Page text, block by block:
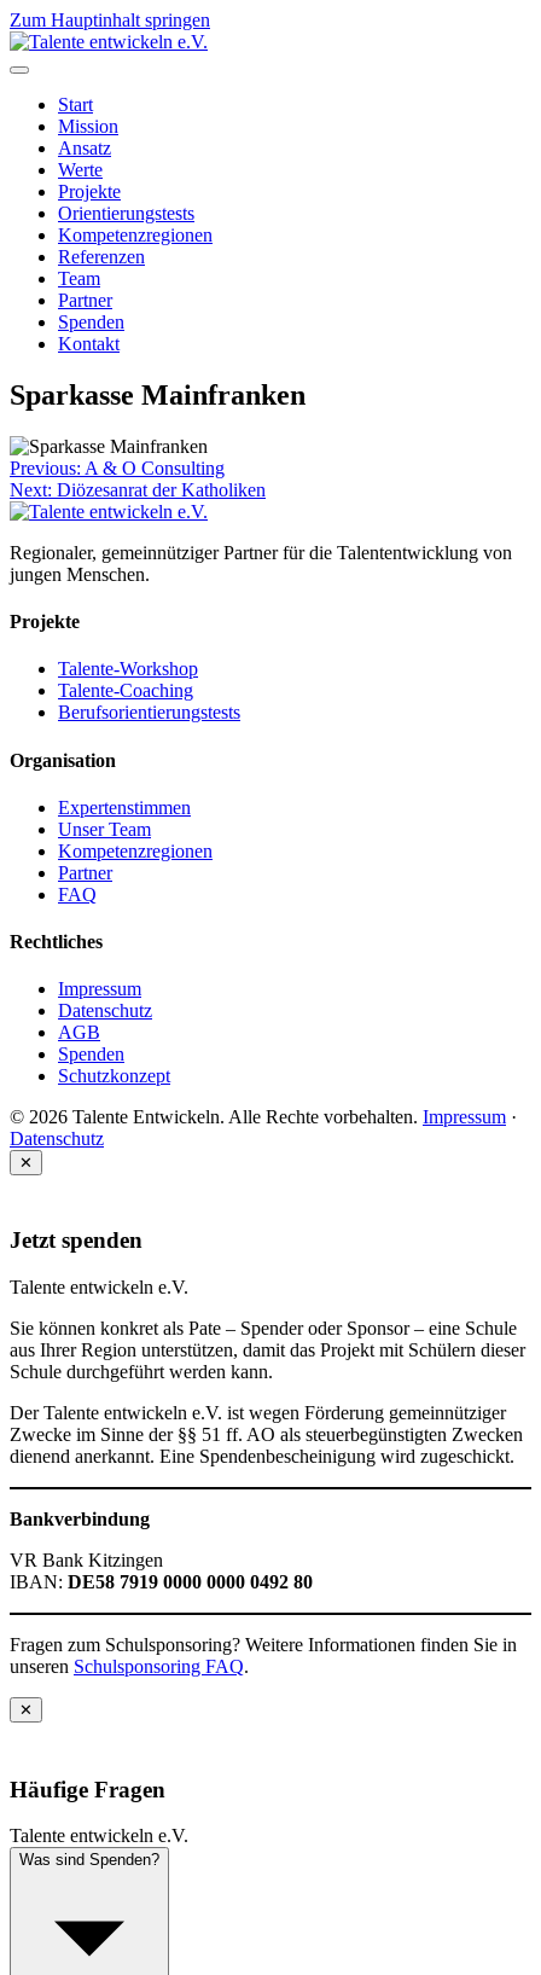
Zum Hauptinhalt springen
Start
Mission
Ansatz
Werte
Projekte
Orientierungstests
Kompetenzregionen
Referenzen
Team
Partner
Spenden
Kontakt
Sparkasse Mainfranken
Beitragsnavigation
Previous: A & O Consulting
Next: Diözesanrat der Katholiken
Regionaler, gemeinnütziger Partner für die Talententwicklung von
jungen Menschen.
Projekte
Talente-Workshop
Talente-Coaching
Berufsorientierungstests
Organisation
Expertenstimmen
Unser Team
Kompetenzregionen
Partner
FAQ
Rechtliches
Impressum
Datenschutz
AGB
Spenden
Schutzkonzept
© 2026 Talente Entwickeln. Alle Rechte vorbehalten. Impressum ·
Datenschutz
✕
Jetzt spenden
Talente entwickeln e.V.
Sie können konkret als Pate – Spender oder Sponsor – eine Schule
aus Ihrer Region unterstützen, damit das Projekt mit Schülern dieser
Schule durchgeführt werden kann.
Der Talente entwickeln e.V. ist wegen Förderung gemeinnütziger
Zwecke im Sinne der §§ 51 ff. AO als steuerbegünstigten Zwecken
dienend anerkannt. Eine Spendenbescheinigung wird zugeschickt.
Bankverbindung
VR Bank Kitzingen
IBAN: DE58 7919 0000 0000 0492 80
Fragen zum Schulsponsoring? Weitere Informationen finden Sie in
unseren Schulsponsoring FAQ.
✕
Häufige Fragen
Talente entwickeln e.V.
Was sind Spenden?